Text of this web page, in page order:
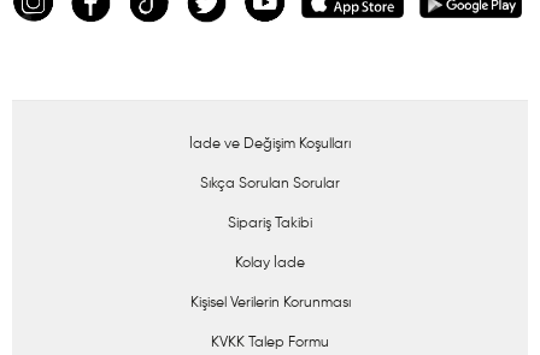
İade ve Değişim Koşulları
Sıkça Sorulan Sorular
Sipariş Takibi
Kolay İade
Kişisel Verilerin Korunması
KVKK Talep Formu